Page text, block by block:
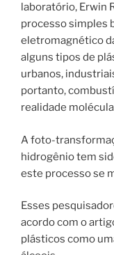
laboratório, Erwin
processo simples
eletromagnético
alguns tipos de
urbanos,
portanto,
realidade
A foto-
hidrogênio tem
este processo se
Esses
acordo com o
plásticos como